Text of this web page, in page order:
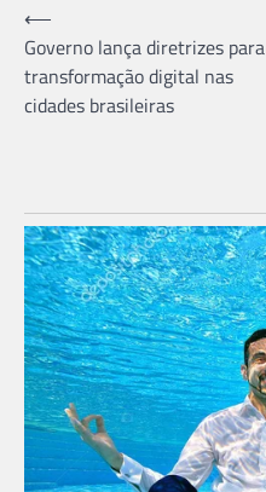
Navegação
de
Post
⟵
Governo lança diretrizes para
transformação digital nas
cidades brasileiras